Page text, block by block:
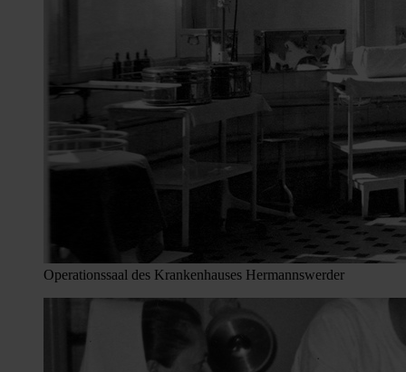
Operationssaal des Krankenhauses Hermannswerder